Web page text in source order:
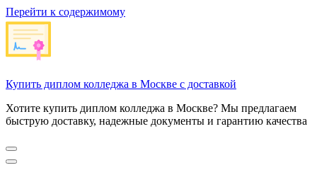
Перейти к содержимому
Купить диплом колледжа в Москве с доставкой
Хотите купить диплом колледжа в Москве? Мы предлагаем
быструю доставку, надежные документы и гарантию качества